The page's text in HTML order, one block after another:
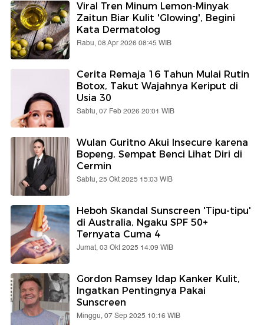
Viral Tren Minum Lemon-Minyak
Zaitun Biar Kulit 'Glowing', Begini
Kata Dermatolog
Rabu, 08 Apr 2026 08:45 WIB
Cerita Remaja 16 Tahun Mulai Rutin
Botox, Takut Wajahnya Keriput di
Usia 30
Sabtu, 07 Feb 2026 20:01 WIB
Wulan Guritno Akui Insecure karena
Bopeng, Sempat Benci Lihat Diri di
Cermin
Sabtu, 25 Okt 2025 15:03 WIB
Heboh Skandal Sunscreen 'Tipu-tipu'
di Australia, Ngaku SPF 50+
Ternyata Cuma 4
Jumat, 03 Okt 2025 14:09 WIB
Gordon Ramsey Idap Kanker Kulit,
Ingatkan Pentingnya Pakai
Sunscreen
Minggu, 07 Sep 2025 10:16 WIB